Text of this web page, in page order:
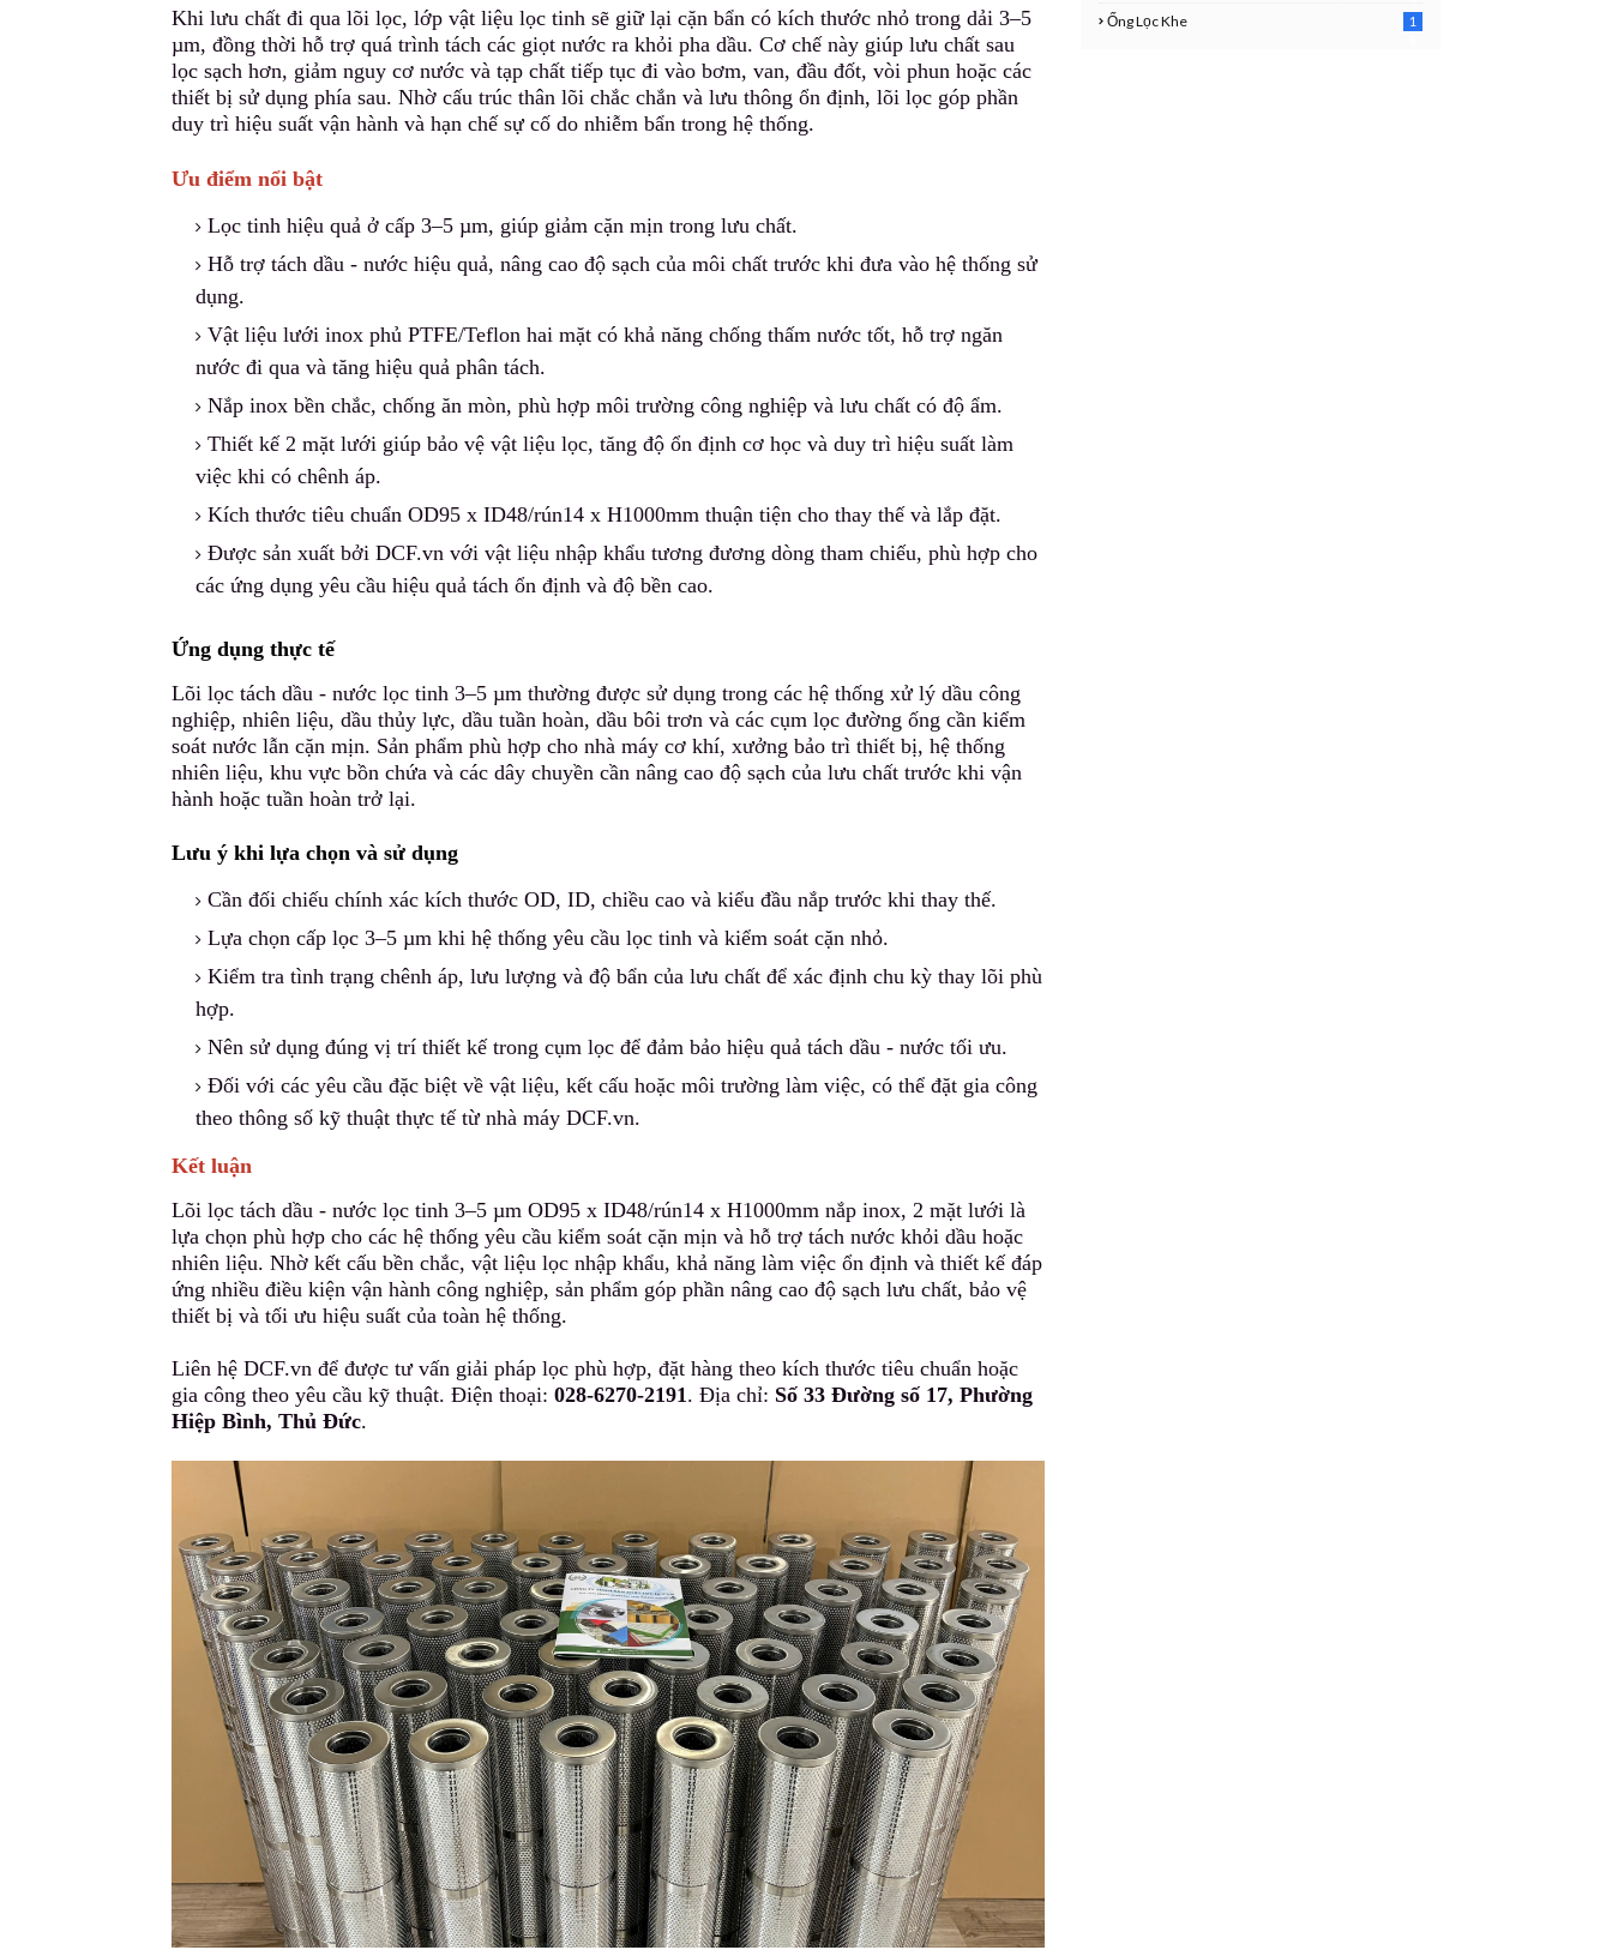
Khi lưu chất đi qua lõi lọc, lớp vật liệu lọc tinh sẽ giữ lại cặn bẩn có kích thước nhỏ trong dải 3–5
µm, đồng thời hỗ trợ quá trình tách các giọt nước ra khỏi pha dầu. Cơ chế này giúp lưu chất sau
lọc sạch hơn, giảm nguy cơ nước và tạp chất tiếp tục đi vào bơm, van, đầu đốt, vòi phun hoặc các
thiết bị sử dụng phía sau. Nhờ cấu trúc thân lõi chắc chắn và lưu thông ổn định, lõi lọc góp phần
duy trì hiệu suất vận hành và hạn chế sự cố do nhiễm bẩn trong hệ thống.
Ưu điểm nổi bật
Lọc tinh hiệu quả ở cấp 3–5 µm, giúp giảm cặn mịn trong lưu chất.
Hỗ trợ tách dầu - nước hiệu quả, nâng cao độ sạch của môi chất trước khi đưa vào hệ thống sử
dụng.
Vật liệu lưới inox phủ PTFE/Teflon hai mặt có khả năng chống thấm nước tốt, hỗ trợ ngăn
nước đi qua và tăng hiệu quả phân tách.
Nắp inox bền chắc, chống ăn mòn, phù hợp môi trường công nghiệp và lưu chất có độ ẩm.
Thiết kế 2 mặt lưới giúp bảo vệ vật liệu lọc, tăng độ ổn định cơ học và duy trì hiệu suất làm
việc khi có chênh áp.
Kích thước tiêu chuẩn OD95 x ID48/rún14 x H1000mm thuận tiện cho thay thế và lắp đặt.
Được sản xuất bởi DCF.vn với vật liệu nhập khẩu tương đương dòng tham chiếu, phù hợp cho
các ứng dụng yêu cầu hiệu quả tách ổn định và độ bền cao.
Ứng dụng thực tế
Lõi lọc tách dầu - nước lọc tinh 3–5 µm thường được sử dụng trong các hệ thống xử lý dầu công
nghiệp, nhiên liệu, dầu thủy lực, dầu tuần hoàn, dầu bôi trơn và các cụm lọc đường ống cần kiểm
soát nước lẫn cặn mịn. Sản phẩm phù hợp cho nhà máy cơ khí, xưởng bảo trì thiết bị, hệ thống
nhiên liệu, khu vực bồn chứa và các dây chuyền cần nâng cao độ sạch của lưu chất trước khi vận
hành hoặc tuần hoàn trở lại.
Lưu ý khi lựa chọn và sử dụng
Cần đối chiếu chính xác kích thước OD, ID, chiều cao và kiểu đầu nắp trước khi thay thế.
Lựa chọn cấp lọc 3–5 µm khi hệ thống yêu cầu lọc tinh và kiểm soát cặn nhỏ.
Kiểm tra tình trạng chênh áp, lưu lượng và độ bẩn của lưu chất để xác định chu kỳ thay lõi phù
hợp.
Nên sử dụng đúng vị trí thiết kế trong cụm lọc để đảm bảo hiệu quả tách dầu - nước tối ưu.
Đối với các yêu cầu đặc biệt về vật liệu, kết cấu hoặc môi trường làm việc, có thể đặt gia công
theo thông số kỹ thuật thực tế từ nhà máy DCF.vn.
Kết luận
Lõi lọc tách dầu - nước lọc tinh 3–5 µm OD95 x ID48/rún14 x H1000mm nắp inox, 2 mặt lưới là
lựa chọn phù hợp cho các hệ thống yêu cầu kiểm soát cặn mịn và hỗ trợ tách nước khỏi dầu hoặc
nhiên liệu. Nhờ kết cấu bền chắc, vật liệu lọc nhập khẩu, khả năng làm việc ổn định và thiết kế đáp
ứng nhiều điều kiện vận hành công nghiệp, sản phẩm góp phần nâng cao độ sạch lưu chất, bảo vệ
thiết bị và tối ưu hiệu suất của toàn hệ thống.
Liên hệ DCF.vn để được tư vấn giải pháp lọc phù hợp, đặt hàng theo kích thước tiêu chuẩn hoặc
gia công theo yêu cầu kỹ thuật. Điện thoại: 028-6270-2191. Địa chỉ: Số 33 Đường số 17, Phường
Hiệp Bình, Thủ Đức.
Ống Lọc Khe
1